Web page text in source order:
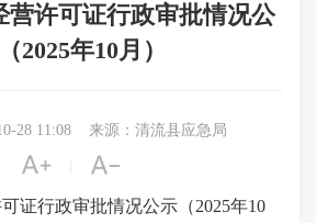
营许可证行政审批情况公
2025年10月）
28 11:08 来源：清流县应急局
 
证行政审批情况公示（2025年10